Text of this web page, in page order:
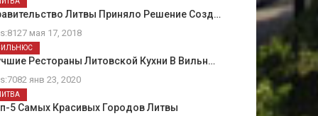
Литвы Приняло Решение Созд…
мая 17, 2018
Рестораны Литовской Кухни В Вильн…
янв 23, 2020
5 Самых Красивых Городов Литвы